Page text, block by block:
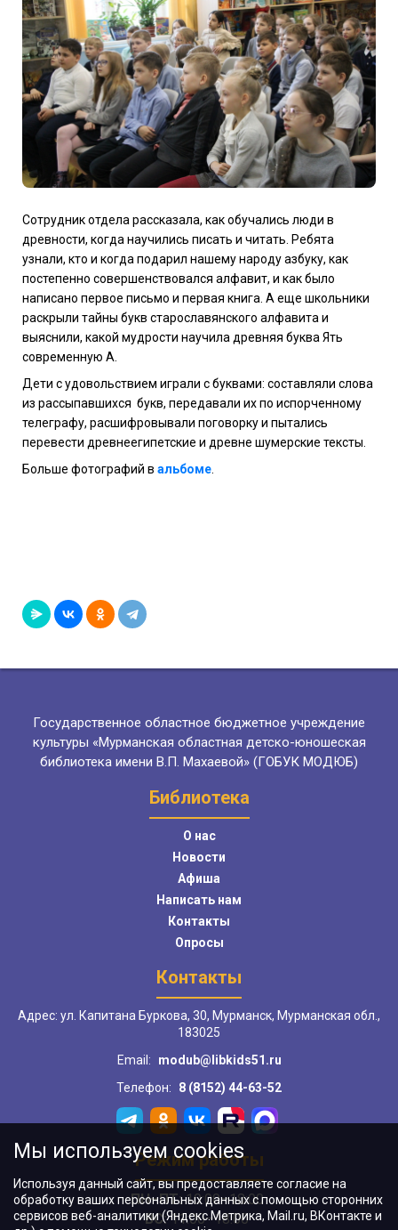
Сотрудник отдела рассказала, как обучались люди в
древности, когда научились писать и читать. Ребята
узнали, кто и когда подарил нашему народу азбуку, как
постепенно совершенствовался алфавит, и как было
написано первое письмо и первая книга. А еще школьники
раскрыли тайны букв старославянского алфавита и
выяснили, какой мудрости научила древняя буква Ять
современную А.
Дети с удовольствием играли с буквами: составляли слова
из рассыпавшихся букв, передавали их по испорченному
телеграфу, расшифровывали поговорку и пытались
перевести древнеегипетские и древне шумерские тексты.
Больше фотографий в альбоме
Государственное областное бюджетное учреждение
культуры «Мурманская областная детско-юношеская
библиотека имени В.П. Махаевой» (ГОБУК МОДЮБ)
Библиотека
О нас
Новости
Афиша
Написать нам
Контакты
Опросы
Контакты
Адрес: ул. Капитана Буркова, 30, Мурманск, Мурманская обл.,
183025
Email:
modub@libkids51.ru
Телефон:
8 (8152) 44-63-52
Режим работы
ПН–ПТ:10:00–18:00
ВС:11:00–18:00
Мы используем cookies
Используя данный сайт, вы предоставляете согласие на
обработку ваших персональных данных с помощью сторонних
сервисов веб-аналитики (Яндекс.Метрика, Mail.ru, ВКонтакте и